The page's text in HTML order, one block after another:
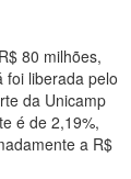
80 milhões,
foi liberada pelo
da Unicamp
é de 2,19%,
a R$